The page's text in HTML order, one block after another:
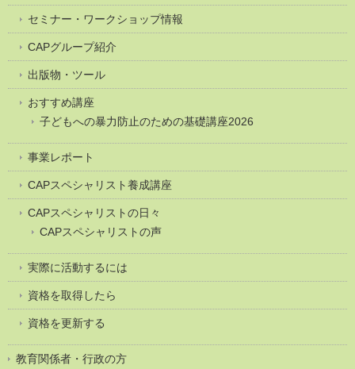
セミナー・ワークショップ情報
CAPグループ紹介
出版物・ツール
おすすめ講座
子どもへの暴力防止のための基礎講座2026
事業レポート
CAPスペシャリスト養成講座
CAPスペシャリストの日々
CAPスペシャリストの声
実際に活動するには
資格を取得したら
資格を更新する
教育関係者・行政の方